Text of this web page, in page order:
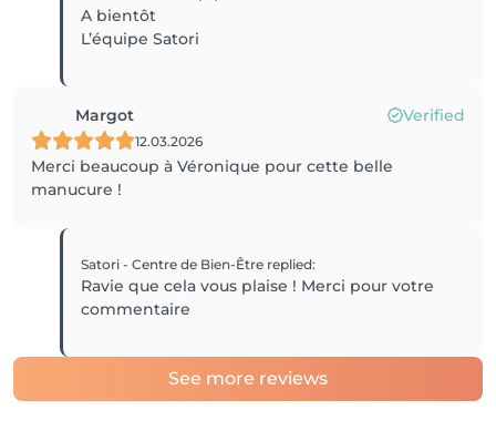
A bientôt
L’équipe Satori
Margot Verified
12.03.2026
Merci beaucoup à Véronique pour cette belle
manucure !
Satori - Centre de Bien-Être replied:
Ravie que cela vous plaise ! Merci pour votre
commentaire
See more reviews